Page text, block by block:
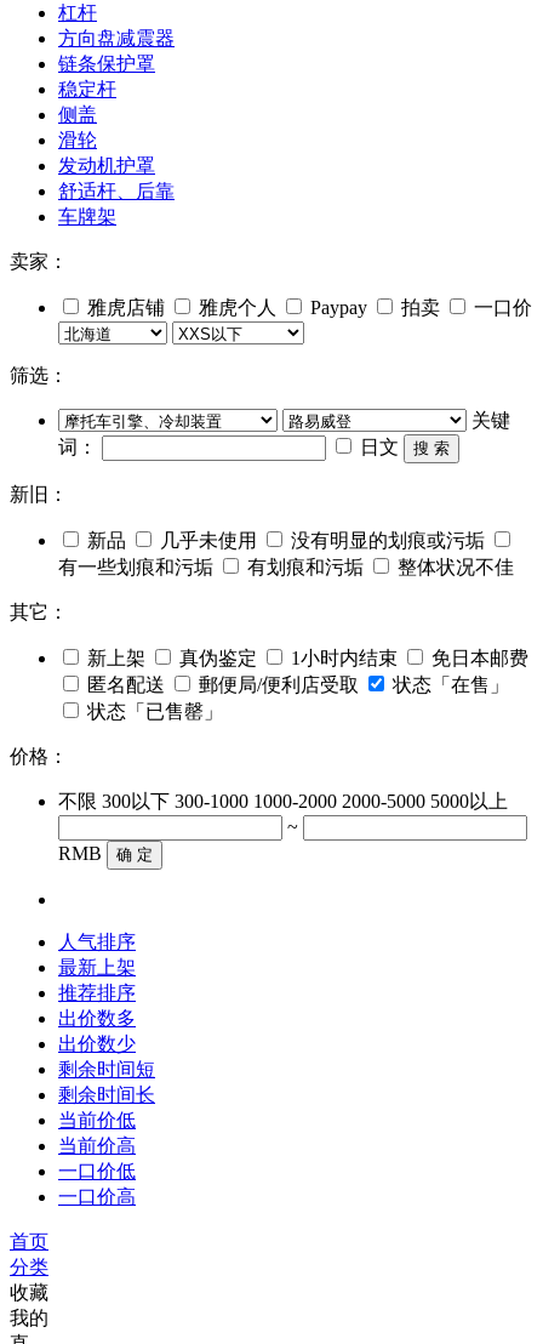
杠杆
方向盘减震器
链条保护罩
稳定杆
侧盖
滑轮
发动机护罩
舒适杆、后靠
车牌架
卖家：
雅虎店铺 雅虎个人 Paypay 拍卖 一口价
筛选：
关键
词：
日文 搜 索
新旧：
新品 几乎未使用
没有明显的划痕或污垢
有一些划痕和污垢
有划痕和污垢 整体状况不佳
其它：
新上架 真伪鉴定 1小时内结束
免日本邮费
匿名配送
郵便局/便利店受取
状态「在售」
状态「已售罄」
价格：
不限 300以下 300-1000 1000-2000 2000-5000 5000以上
~
RMB
确 定
人气排序
最新上架
推荐排序
出价数多
出价数少
剩余时间短
剩余时间长
当前价低
当前价高
一口价低
一口价高
首页
分类
收藏
我的